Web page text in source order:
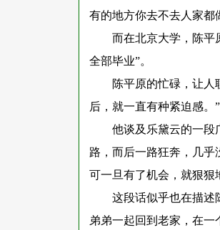
有的地方你去不去人家都
而在北京大学，陈平
全部毕业”。
陈平原的忙碌，让人
后，就一直有种紧迫感。”
他谈及乐黛云的一段
路，而后一路狂奔，几
可一旦有了机会，就狠狠
这段话似乎也在描述
弟弟一起回到老家，在